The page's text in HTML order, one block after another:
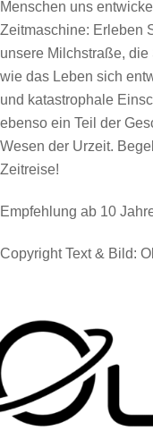
Menschen uns
Zeitmaschine: Erleben
unsere Milchstraße,
wie das Leben sich
und katastrophale
ebenso ein Teil der
Wesen der Urzeit.
Zeitreise!
Empfehlung ab 10
Copyright Text & Bild: